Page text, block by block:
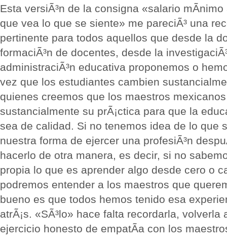
Esta versiÃ³n de la consigna «salario
que vea lo que se siente» me pareciÃ³ una
pertinente para todos aquellos que desde la
formaciÃ³n de docentes, desde la
administraciÃ³n educativa proponemos o
vez que los estudiantes cambien
quienes creemos que los maestros
sustancialmente su prÃ¡ctica para que la
sea de calidad. Si no tenemos idea de lo que
nuestra forma de ejercer una profesiÃ³n
hacerlo de otra manera, es decir, si no
propia lo que es aprender algo desde cero o
podremos entender a los maestros que
bueno es que todos hemos tenido esa
atrÃ¡s. «SÃ³lo» hace falta recordarla, volverla
ejercicio honesto de empatÃ­a con los